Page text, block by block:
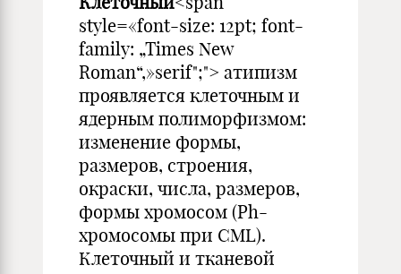
style=«font-size: 12pt; font-
family: „Times New
Roman“,»serif";"> атипизм
проявляется клеточным и
ядерным полиморфизмом:
изменение формы,
размеров, строения,
окраски, числа, размеров,
формы хромосом (Ph-
хромосомы при СМL).
Клеточный и тканевой